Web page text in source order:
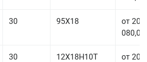
30 95Х18
от 208
080,00
30 12Х18Н10Т
от 208